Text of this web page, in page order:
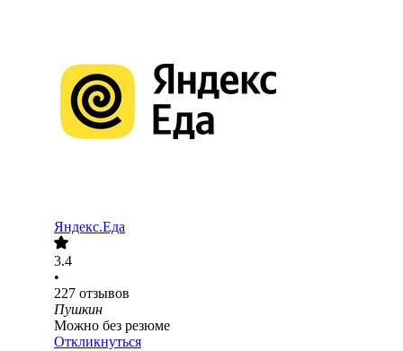
Яндекс.Еда
3.4
•
227 отзывов
Пушкин
Можно без резюме
Откликнуться